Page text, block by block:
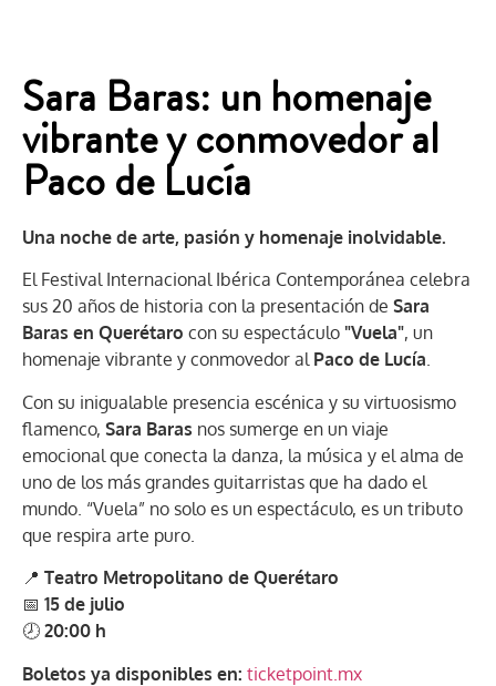
Sara Baras: un homenaje
vibrante y conmovedor al
Paco de Lucía
Una noche de arte, pasión y homenaje inolvidable.
El Festival Internacional Ibérica Contemporánea celebra
sus 20 años de historia con la presentación de Sara
Baras en Querétaro con su espectáculo "Vuela", un
homenaje vibrante y conmovedor al Paco de Lucía.
Con su inigualable presencia escénica y su virtuosismo
flamenco, Sara Baras nos sumerge en un viaje
emocional que conecta la danza, la música y el alma de
uno de los más grandes guitarristas que ha dado el
mundo. “Vuela” no solo es un espectáculo, es un tributo
que respira arte puro.
📍 Teatro Metropolitano de Querétaro
📅 15 de julio
🕗 20:00 h
Boletos ya disponibles en: ticketpoint.mx